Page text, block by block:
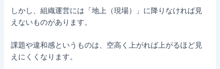
しかし、組織運営には「地上（現場）」に降りなければ見
えないものがあります。
課題や違和感というものは、空高く上がれば上がるほど見
えにくくなります。